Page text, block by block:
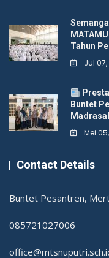
Tahun
Jul
Buntet
Mei
Contact Details
Buntet Pesantren,
085721027006